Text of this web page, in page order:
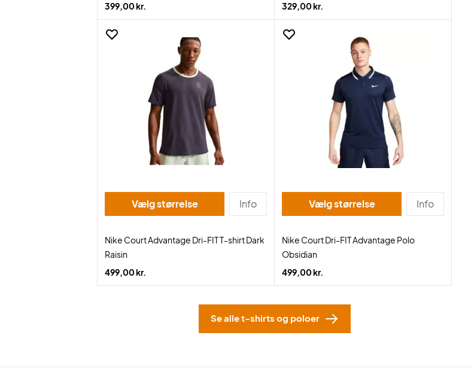
399,00 kr.
329,00 kr.
Vælg størrelse Info
Nike Court Advantage Dri-FIT T-shirt Dark
Raisin
499,00 kr.
Vælg størrelse Info
Nike Court Dri-FIT Advantage Polo
Obsidian
499,00 kr.
Se alle t-shirts og poloer